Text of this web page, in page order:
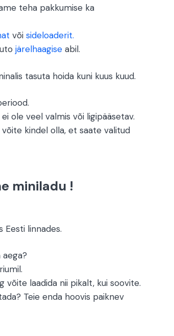
teha pakkumise ka
või sideloaderit.
järelhaagiseabil.
tasuta hoida kuni kuus kuud.
ole veel valmis või ligipääsetav.
kindel olla, et saate valitud
miniladu !
Eesti linnades.
võite laadida nii pikalt, kui soovite.
Teie enda hoovis paiknev